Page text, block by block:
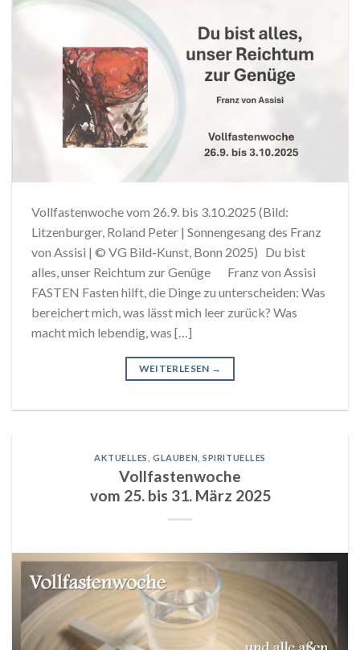
Vollfastenwoche vom 26.9. bis 3.10.2025 (Bild:
Litzenburger, Roland Peter | Sonnengesang des Franz
von Assisi | © VG Bild-Kunst, Bonn 2025) Du bist
alles, unser Reichtum zur Genüge Franz von Assisi
FASTEN Fasten hilft, die Dinge zu unterscheiden: Was
bereichert mich, was lässt mich leer zurück? Was
macht mich lebendig, was […]
WEITERLESEN →
AKTUELLES ,GLAUBEN ,SPIRITUELLES
Vollfastenwoche
vom 25. bis 31. März 2025